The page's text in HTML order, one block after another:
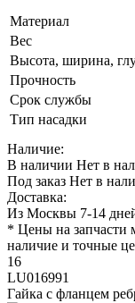
Материал
Вес
Высота, ширина,
Прочность
Срок службы
Тип насадки
Наличие:
В наличии Нет в
Под заказ Нет в
Доставка:
Из Москвы 7-14
* Цены на запчасти
наличие и точные
16
LU016991
Гайка с фланцем